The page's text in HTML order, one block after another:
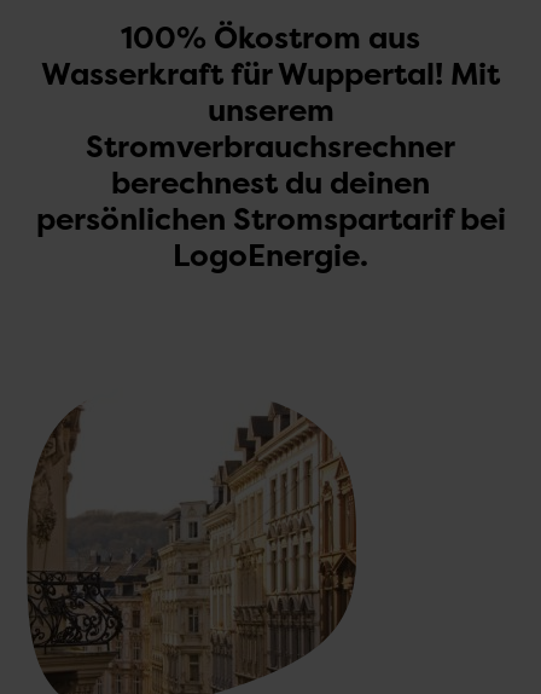
100% Ökostrom aus
Wasserkraft für Wuppertal! Mit
unserem
Stromverbrauchsrechner
berechnest du deinen
persönlichen Stromspartarif bei
LogoEnergie.